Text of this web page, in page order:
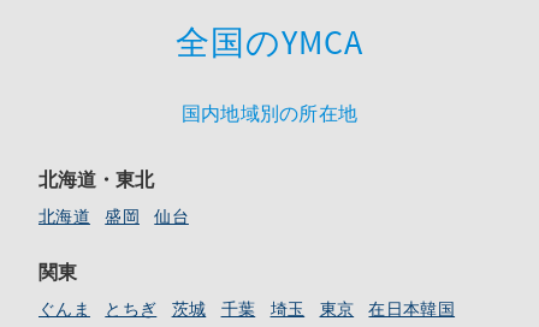
全国のYMCA
国内地域別の所在地
北海道・東北
北海道 盛岡 仙台
関東
ぐんま とちぎ 茨城 千葉 埼玉 東京
在日本韓国